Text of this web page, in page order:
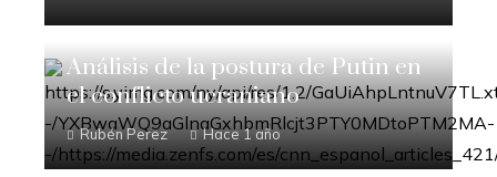
Análisis de la postura de Putin en
el conflicto ucraniano
Rubén Perez Hace 1 año